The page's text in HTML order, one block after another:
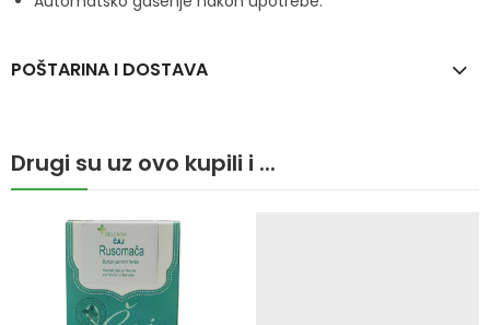
POŠTARINA I DOSTAVA
Drugi su uz ovo kupili i ...